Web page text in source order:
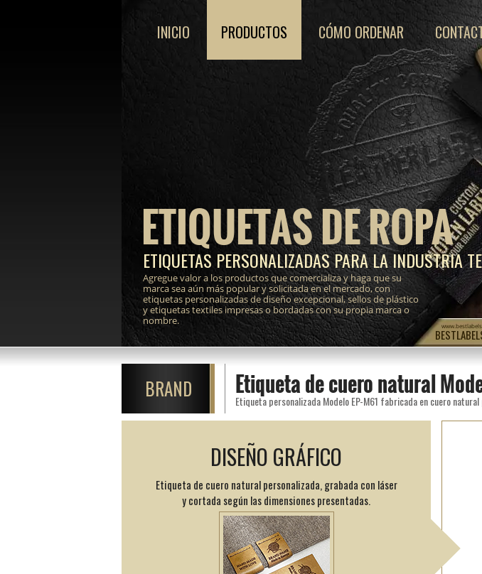
ETIQUETAS DE ROPA
ETIQUETAS PERSONALIZADAS PARA LA INDUSTRIA
Agregue valor a los productos que comercializa y haga que su
marca sea aún más popular y solicitada en el mercado, con
etiquetas personalizadas de diseño excepcional, sellos de plástico
y etiquetas textiles impresas o bordadas con su propia marca o
nombre.
INICIO PRODUCTOS CÓMO ORDENAR
BRAND Etiqueta de cuero natural
Etiqueta personalizada Modelo EP-M61 fabricada en cuero
DISEÑO GRÁFICO
Etiqueta de cuero natural personalizada, grabada con láser
y cortada según las dimensiones presentadas.